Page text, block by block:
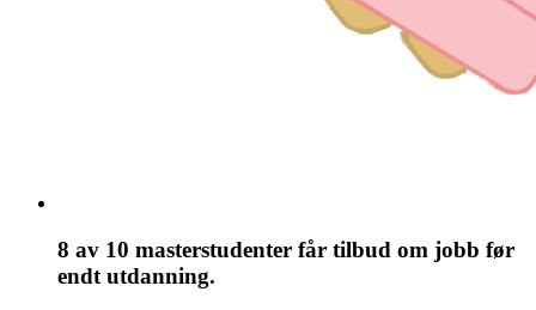
8 av 10 masterstudenter får tilbud om jobb før
endt utdanning.